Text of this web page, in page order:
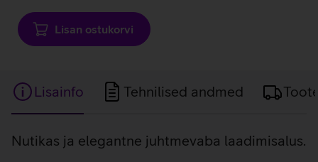
Lisan ostukorvi
Lisainfo Tehnilised andmed
Lisainfo
Nutikas ja elegantne juhtmevaba laadimisalus.